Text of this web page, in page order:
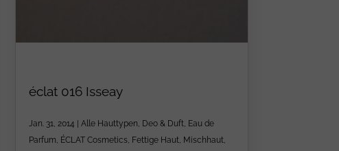
éclat 016 Isseay
Jan. 31, 2014 Alle Hauttypen, Deo & Duft, Eau de
Parfum, ÉCLAT Cosmetics, Fettige Haut, Mischhaut,